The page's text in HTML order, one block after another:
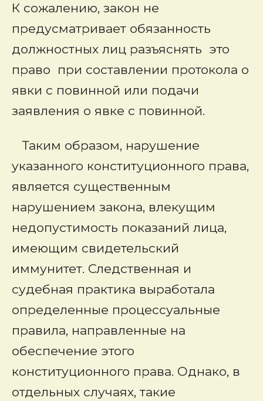
К сожалению, закон не
предусматривает обязанность
должностных лиц разъяснять это
право при составлении протокола о
явки с повинной или подачи
заявления о явке с повинной.
Таким образом, нарушение
указанного конституционного права,
является существенным
нарушением закона, влекущим
недопустимость показаний лица,
имеющим свидетельский
иммунитет. Следственная и
судебная практика выработала
определенные процессуальные
правила, направленные на
обеспечение этого
конституционного права. Однако, в
отдельных случаях, такие